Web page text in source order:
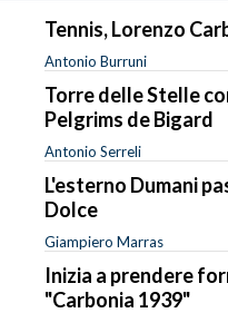
Tennis, Lorenzo
Antonio Burruni
Torre delle Stelle
Pelgrims de Bigard
Antonio Serreli
L'esterno Dumani
Dolce
Giampiero Marras
Inizia a prendere
"Carbonia 1939"